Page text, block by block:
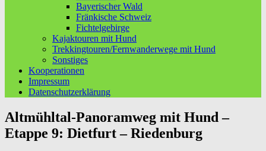
Bayerischer Wald
Fränkische Schweiz
Fichtelgebirge
Kajaktouren mit Hund
Trekkingtouren/Fernwanderwege mit Hund
Sonstiges
Kooperationen
Impressum
Datenschutzerklärung
Altmühltal-Panoramweg mit Hund –
Etappe 9: Dietfurt – Riedenburg